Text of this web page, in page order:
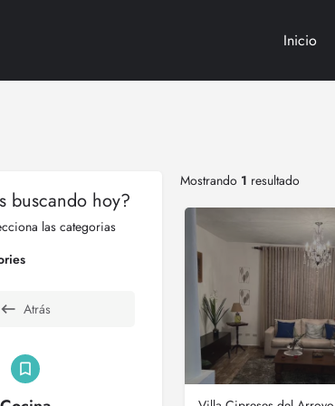
Inicio
buscando hoy?
las categorias
Atrás
Mostrando 1 resultado